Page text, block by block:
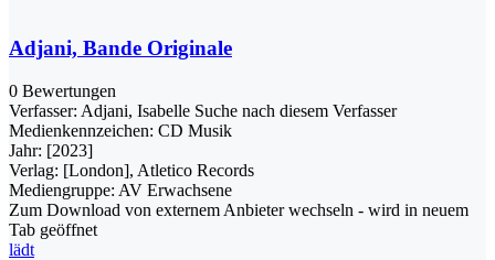
Adjani, Bande Originale
0 Bewertungen
Verfasser: Adjani, Isabelle Suche nach diesem Verfasser
Medienkennzeichen: CD Musik
Jahr: [2023]
Verlag: [London], Atletico Records
Mediengruppe: AV Erwachsene
Zum Download von externem Anbieter wechseln - wird in neuem
Tab geöffnet
lädt